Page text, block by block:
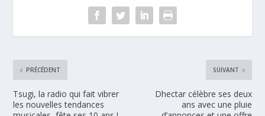
PRÉCÉDENT
Tsugi, la radio qui fait vibrer
les nouvelles tendances
SUIVANT
Dhectar célèbre ses deux
ans avec une pluie